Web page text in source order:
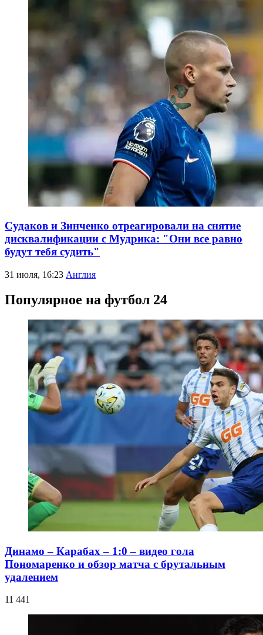
Судаков и Зинченко отреагировали на снятие
дисквалификации с Мудрика: "Они все равно
будут тебя судить"
31 июля, 16:23 Англия
Популярное на футбол 24
Динамо – Карабах – 1:0 – видео гола
Пономаренко и обзор матча с брутальным
удалением
11 441